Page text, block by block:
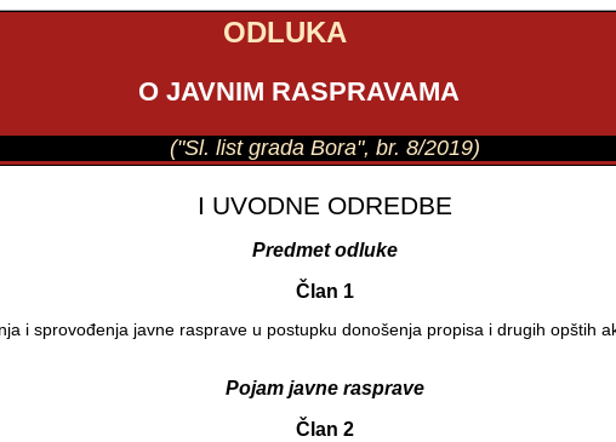
ODLUKA
O JAVNIM RASPRAVAMA
("Sl. list grada Bora", br. 8/2019)
I UVODNE ODREDBE
Predmet odluke
Član 1
i sprovođenja javne rasprave u postupku donošenja propisa i drugih opštih
Pojam javne rasprave
Član 2